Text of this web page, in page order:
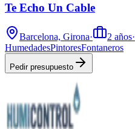
Te Echo Un Cable
Barcelona, Girona· 2 años·
HumedadesPintoresFontaneros
Pedir presupuesto